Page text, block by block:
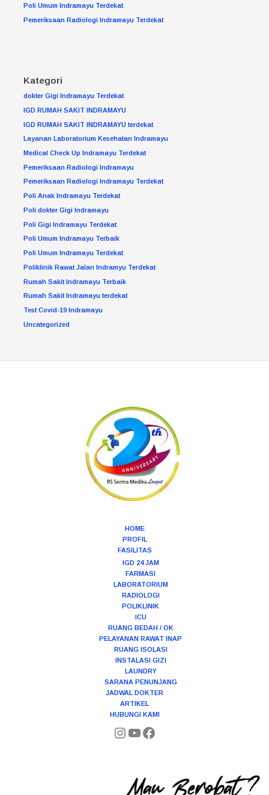
Poli Umum Indramayu Terdekat
Pemeriksaan Radiologi Indramayu Terdekat
Kategori
dokter Gigi Indramayu Terdekat
IGD RUMAH SAKIT INDRAMAYU
IGD RUMAH SAKIT INDRAMAYU terdekat
Layanan Laboratorium Kesehatan Indramayu
Medical Check Up Indramayu Terdekat
Pemeriksaan Radiologi Indramayu
Pemeriksaan Radiologi Indramayu Terdekat
Poli Anak Indramayu Terdekat
Poli dokter Gigi Indramayu
Poli Gigi Indramayu Terdekat
Poli Umum Indramayu Terbaik
Poli Umum Indramayu Terdekat
Poliklinik Rawat Jalan Indramyu Terdekat
Rumah Sakit Indramayu Terbaik
Rumah Sakit Indramayu terdekat
Test Covid-19 Indramayu
Uncategorized
HOME
PROFIL
FASILITAS
IGD 24 JAM
FARMASI
LABORATORIUM
RADIOLOGI
POLIKLINIK
ICU
RUANG BEDAH / OK
PELAYANAN RAWAT INAP
RUANG ISOLASI
INSTALASI GIZI
LAUNDRY
SARANA PENUNJANG
JADWAL DOKTER
ARTIKEL
HUBUNGI KAMI